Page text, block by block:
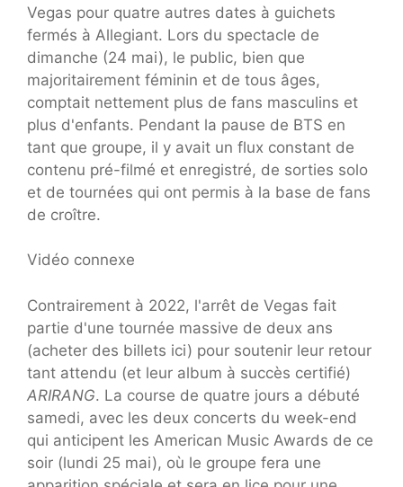
Vegas pour quatre autres dates à guichets
fermés à Allegiant. Lors du spectacle de
dimanche (24 mai), le public, bien que
majoritairement féminin et de tous âges,
comptait nettement plus de fans masculins et
plus d'enfants. Pendant la pause de BTS en
tant que groupe, il y avait un flux constant de
contenu pré-filmé et enregistré, de sorties solo
et de tournées qui ont permis à la base de fans
de croître.
Vidéo connexe
Contrairement à 2022, l'arrêt de Vegas fait
partie d'une tournée massive de deux ans
(acheter des billets ici) pour soutenir leur retour
tant attendu (et leur album à succès certifié)
ARIRANG. La course de quatre jours a débuté
samedi, avec les deux concerts du week-end
qui anticipent les American Music Awards de ce
soir (lundi 25 mai), où le groupe fera une